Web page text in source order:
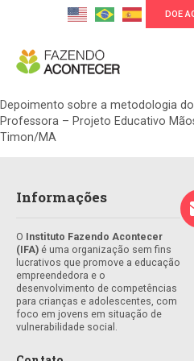
DOE
Depoimento sobre a metodologia
Professora – Projeto Educativo
Timon/MA
Informações
O Instituto Fazendo Acontecer
(IFA) é uma organização sem fins
lucrativos que promove a educação
empreendedora e o
desenvolvimento de competências
para crianças e adolescentes, com
foco em jovens em situação de
vulnerabilidade social.